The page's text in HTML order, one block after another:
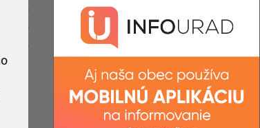
17:00
15:30
14:00
info@obecbusince.sk
+421 47 48 92 147
IČO: 00319236